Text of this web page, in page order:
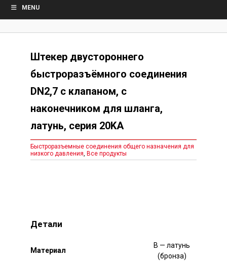
MENU
Штекер двустороннего
быстроразъёмного соединения
DN2,7 с клапаном, с
наконечником для шланга,
латунь, серия 20KA
Быстроразъемные соединения общего назначения для
низкого давления, Все продукты
Детали
Mатериал
B — латунь
(бронза)